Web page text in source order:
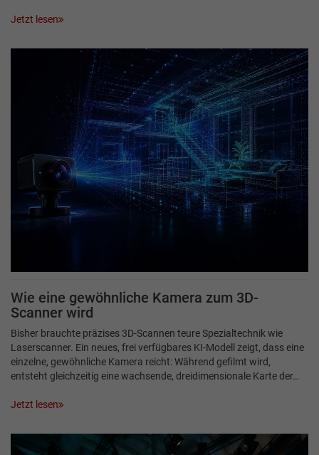
Jetzt lesen
Wie eine gewöhnliche Kamera zum 3D-
Scanner wird
Bisher brauchte präzises 3D-Scannen teure Spezialtechnik wie
Laserscanner. Ein neues, frei verfügbares KI-Modell zeigt, dass eine
einzelne, gewöhnliche Kamera reicht: Während gefilmt wird,
entsteht gleichzeitig eine wachsende, dreidimensionale Karte der…
Jetzt lesen